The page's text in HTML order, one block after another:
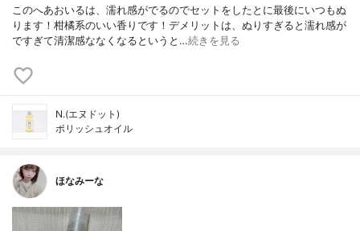
このへあおいるは、濡れ感がでるのでセットをしたとに最後にいつもぬ
ります！柑橘系のいい香りです！デメリットは、ぬりすぎると濡れ感が
ですぎて清潔感ななくなるというと…続きを見る
N.(エヌドット)
ポリッシュオイル
ほなみーな